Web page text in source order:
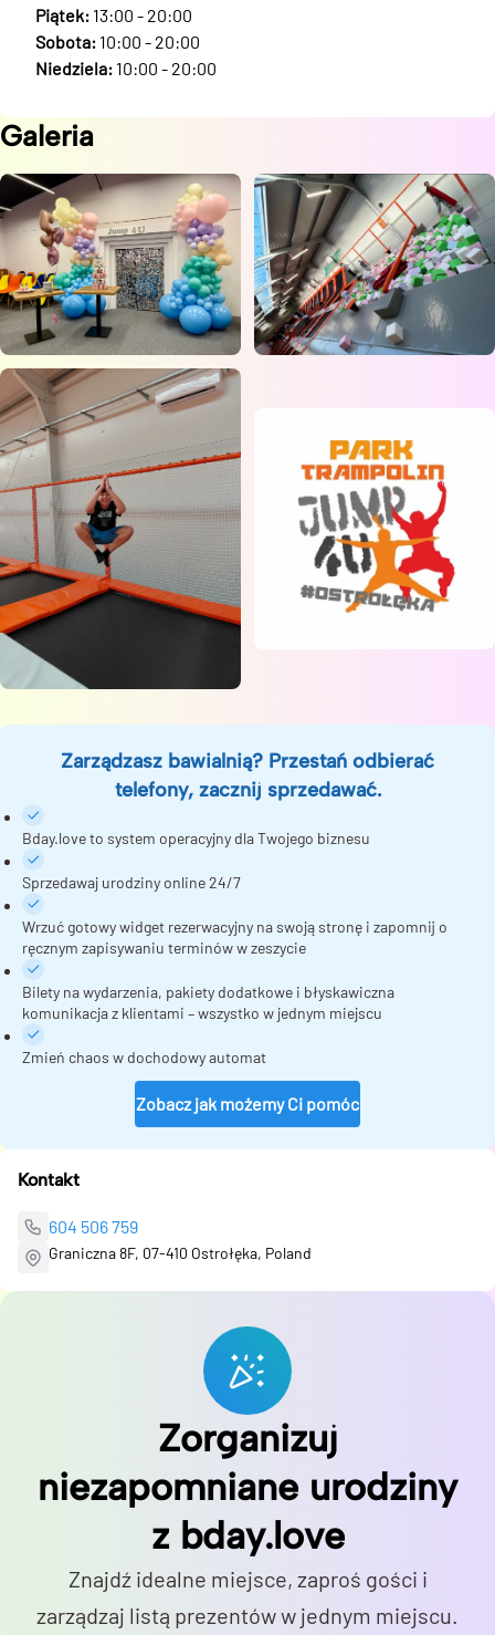
Piątek: 13:00 - 20:00
Sobota: 10:00 - 20:00
Niedziela: 10:00 - 20:00
Galeria
Zarządzasz bawialnią? Przestań odbierać
telefony, zacznij sprzedawać.
Bday.love to system operacyjny dla Twojego biznesu
Sprzedawaj urodziny online 24/7
Wrzuć gotowy widget rezerwacyjny na swoją stronę i zapomnij o
ręcznym zapisywaniu terminów w zeszycie
Bilety na wydarzenia, pakiety dodatkowe i błyskawiczna
komunikacja z klientami – wszystko w jednym miejscu
Zmień chaos w dochodowy automat
Zobacz jak możemy Ci pomóc
Kontakt
604 506 759
Graniczna 8F, 07-410 Ostrołęka, Poland
Zorganizuj
niezapomniane urodziny
z bday.love
Znajdź idealne miejsce, zaproś gości i
zarządzaj listą prezentów w jednym miejscu.